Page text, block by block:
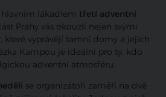
hlavním lákadlem třetí adventní
Prahy vás okouzlí nejen svými
které vyprávějí tamní domy a jejich
Kampou je ideální pro ty, kdo
adventní atmosféru.
se organizátoři zaměří na dvě